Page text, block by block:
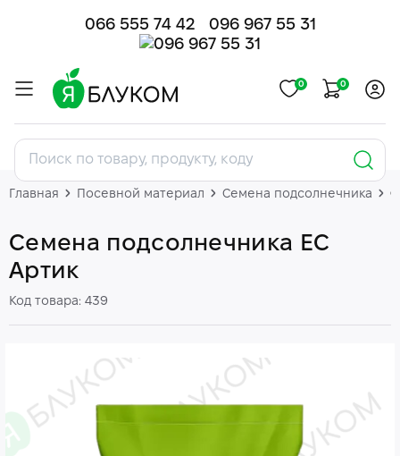
066 555 74 42 096 967 55 31
0 0
Главная Посевной материал Семена подсолнечника
Семена подсолнечника ЕС
Артик
Код товара: 439